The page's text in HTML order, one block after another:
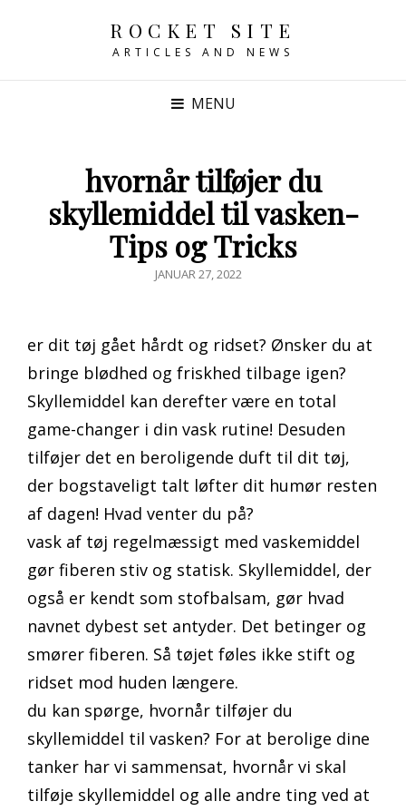
ROCKET SITE
ARTICLES AND NEWS
MENU
hvornår tilføjer du
skyllemiddel til vasken-
Tips og Tricks
POSTED
JANUAR 27, 2022
er dit tøj gået hårdt og ridset? Ønsker du at
bringe blødhed og friskhed tilbage igen?
Skyllemiddel kan derefter være en total
game-changer i din vask rutine! Desuden
tilføjer det en beroligende duft til dit tøj,
der bogstaveligt talt løfter dit humør resten
af dagen! Hvad venter du på?
vask af tøj regelmæssigt med vaskemiddel
gør fiberen stiv og statisk. Skyllemiddel, der
også er kendt som stofbalsam, gør hvad
navnet dybest set antyder. Det betinger og
smører fiberen. Så tøjet føles ikke stift og
ridset mod huden længere.
du kan spørge, hvornår tilføjer du
skyllemiddel til vasken? For at berolige dine
tanker har vi sammensat, hvornår vi skal
tilføje skyllemiddel og alle andre ting ved at